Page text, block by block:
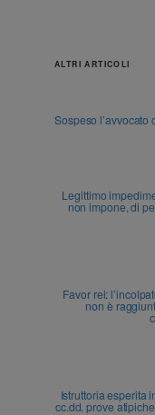
ALTRI ARTICOLI
Sospeso l’avvocato
Legittimo
non impone, di
Favor rei:
non è
Istruttoria esperita
cc.dd. prove